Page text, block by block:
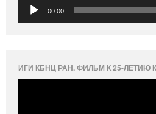
00:00
ИГИ КБНЦ РАН. ФИЛЬМ К 25-ЛЕТИЮ